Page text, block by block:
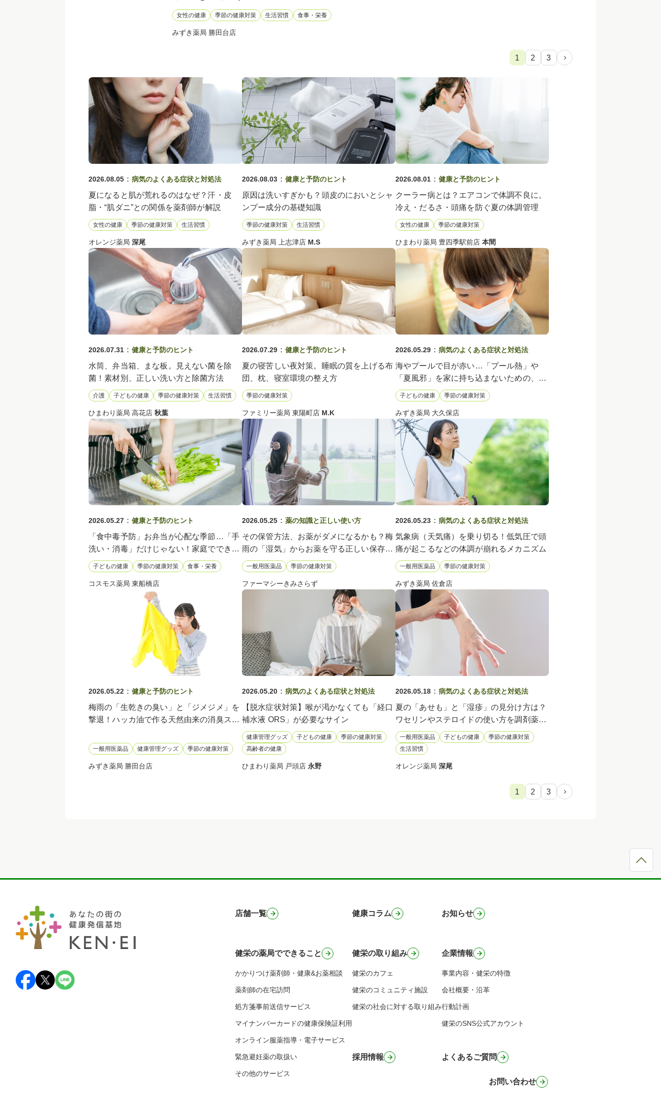
女性の健康 季節の健康対策 生活習慣 食事・栄養
みずき薬局 勝田台店
1 2 3
2026.08.05 ： 病気のよくある症状と対処法
夏になると肌が荒れるのはなぜ？汗・皮
脂・“肌ダニ”との関係を薬剤師が解説
女性の健康 季節の健康対策 生活習慣
オレンジ薬局 深尾
2026.08.03： 健康と予防のヒント
原因は洗いすぎかも？頭皮のにおいとシャ
ンプー成分の基礎知識
季節の健康対策 生活習慣
みずき薬局 上志津店 M.S
2026.08.01： 健康と予防のヒント
クーラー病とは？エアコンで体調不良に。
冷え・だるさ・頭痛を防ぐ夏の体調管理
女性の健康 季節の健康対策
ひまわり薬局 豊四季駅前店 本間
2026.07.31 ： 健康と予防のヒント
水筒、弁当箱、まな板。見えない菌を除
菌！素材別、正しい洗い方と除菌方法
介護 子どもの健康 季節の健康対策 生活習慣
ひまわり薬局 高花店 秋葉
2026.07.29： 健康と予防のヒント
夏の寝苦しい夜対策。睡眠の質を上げる布
団、枕、寝室環境の整え方
季節の健康対策
ファミリー薬局 東陽町店 M.K
2026.05.29： 病気のよくある症状と対処法
海やプールで目が赤い…「プール熱」や
「夏風邪」を家に持ち込まないための、帰
宅後5分の除菌ルール
子どもの健康 季節の健康対策
みずき薬局 大久保店
2026.05.27 ： 健康と予防のヒント
「食中毒予防」お弁当が心配な季節…「手
洗い・消毒」だけじゃない！家庭でできる
食中毒予防の3つの鉄則
子どもの健康 季節の健康対策 食事・栄養
コスモス薬局 東船橋店
2026.05.25： 薬の知識と正しい使い方
その保管方法、お薬がダメになるかも？梅
雨の「湿気」からお薬を守る正しい保存方
法（座薬・目薬など）
一般用医薬品 季節の健康対策
ファーマシーきみさらず
2026.05.23： 病気のよくある症状と対処法
気象病（天気痛）を乗り切る！低気圧で頭
痛が起こるなどの体調が崩れるメカニズム
一般用医薬品 季節の健康対策
みずき薬局 佐倉店
2026.05.22 ： 健康と予防のヒント
梅雨の「生乾きの臭い」と「ジメジメ」を
撃退！ハッカ油で作る天然由来の消臭スプ
一般用医薬品 健康管理グッズ 季節の健康対策
みずき薬局 勝田台店
2026.05.20： 病気のよくある症状と対処法
【脱水症状対策】喉が渇かなくても「経口
補水液 ORS」が必要なサイン
健康管理グッズ 子どもの健康
季節の健康対策
高齢者の健康
ひまわり薬局 戸頭店 永野
2026.05.18： 病気のよくある症状と対処法
夏の「あせも」と「湿疹」の見分け方は？
ワセリンやステロイドの使い方を調剤薬局
が解説
一般用医薬品 子どもの健康
季節の健康対策
生活習慣
オレンジ薬局 深尾
1 2 3
店舗一覧
健栄の薬局でできること
かかりつけ薬剤師・健康&お薬相談
薬剤師の在宅訪問
処方箋事前送信サービス
マイナンバーカードの健康保険証利用
オンライン服薬指導・電子サービス
緊急避妊薬の取扱い
その他のサービス
健康コラム
健栄の取り組み
健栄のカフェ
健栄のコミュニティ施設
健栄の社会に対する取り組み
採用情報
お知らせ
企業情報
事業内容・健栄の特徴
会社概要・沿革
行動計画
健栄のSNS公式アカウント
よくあるご質問
お問い合わせ